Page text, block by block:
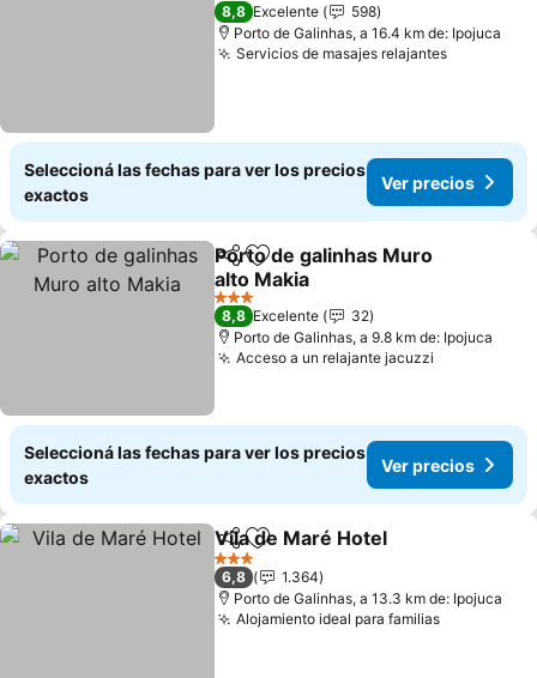
8,8 Excelente
598
Porto de Galinhas, a 16.4 km de: Ipojuca
Servicios de masajes relajantes
Seleccioná las fechas para ver los precios
exactos
Ver precios
CompartirAñadir a favoritos
Porto de galinhas Muro
alto Makia
3 Estrellas
8,8 Excelente
32
Porto de Galinhas, a 9.8 km de: Ipojuca
Acceso a un relajante jacuzzi
Seleccioná las fechas para ver los precios
exactos
Ver precios
CompartirAñadir a favoritos
Vila de Maré Hotel
3 Estrellas
6,8
1.364
Porto de Galinhas, a 13.3 km de: Ipojuca
Alojamiento ideal para familias